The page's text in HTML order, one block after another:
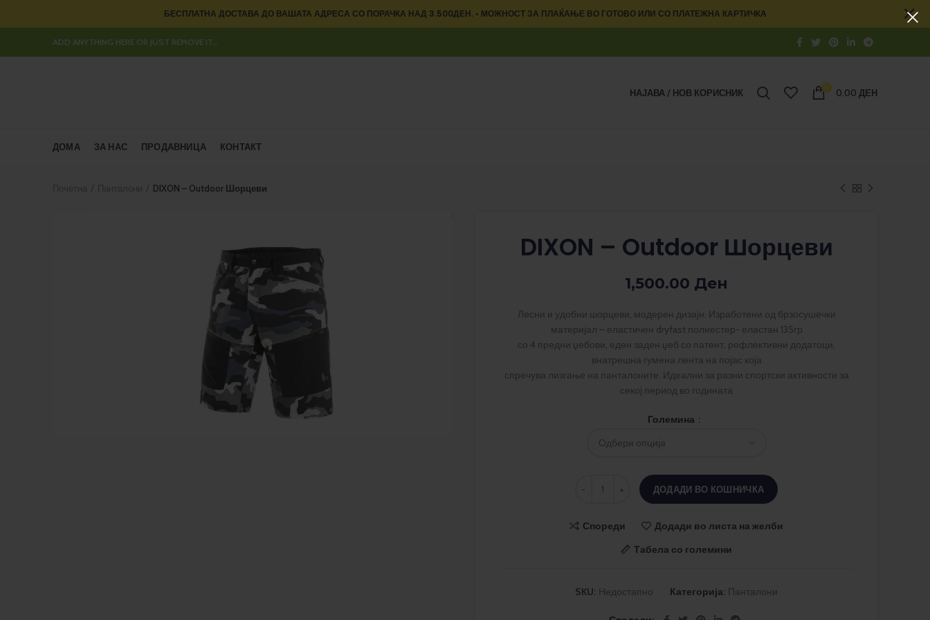
ADD ANYTHING HERE OR JUST REMOVE IT…
НАЈАВА / НОВ КОРИСНИК 0 0.00 ДЕН
ДОМА ЗА НАС ПРОДАВНИЦА КОНТАКТ
DIXON – Outdoor Шорцеви
DIXON – Outdoor Шорцеви
1,500.00 Ден
Лесни и удобни шорцеви, модерен дизајн. Изработени од брзосушечки
материјал – еластичен dryfast полиестер- еластан 135гр
со 4 предни џебови, еден заден џеб со патент, рефлективни додатоци,
внатрешна гумена лента на појас која
спречува лизгање на панталоните. Идеални за разни спортски активности за
секој период во годината
Големина
ДОДАДИ ВО КОШНИЧКА
Спореди
Додади во листа на желби
Табела со големини
SKU: Недостапно Категорија: Панталони
БЕСПЛАТНА ДОСТАВА ДО ВАШАТА АДРЕСА СО ПОРАЧКА НАД 3.500ДЕН. • МОЖНОСТ ЗА ПЛАЌАЊЕ ВО ГОТОВО ИЛИ СО ПЛАТЕЖНА КАРТИЧКА